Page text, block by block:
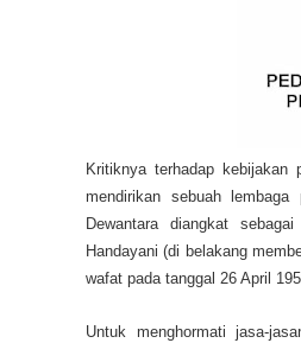
Kritiknya terhadap kebijakan
mendirikan sebuah
Dewantara diangkat
Handayani (di belakang
wafat pada tanggal 26 April
Untuk menghormati jasa-